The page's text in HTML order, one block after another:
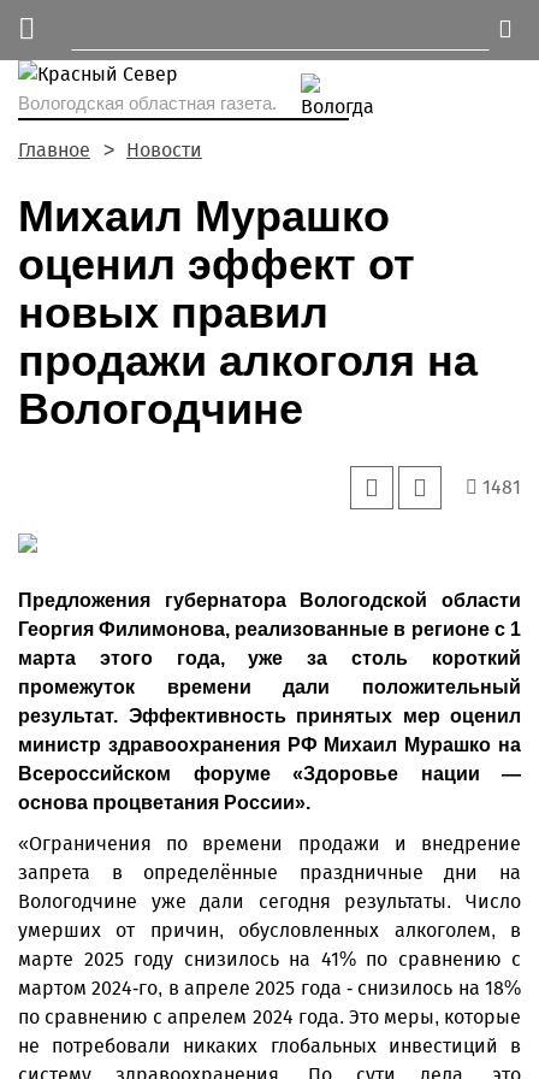
Вологодская областная газета.
Главное Новости
Михаил Мурашко
оценил эффект от
новых правил
продажи алкоголя на
Вологодчине
1481
Предложения губернатора Вологодской области
Георгия Филимонова, реализованные в регионе с 1
марта этого года, уже за столь короткий
промежуток времени дали положительный
результат. Эффективность принятых мер оценил
министр здравоохранения РФ Михаил Мурашко на
Всероссийском форуме «Здоровье нации —
основа процветания России».
«Ограничения по времени продажи и внедрение
запрета в определённые праздничные дни на
Вологодчине уже дали сегодня результаты. Число
умерших от причин, обусловленных алкоголем, в
марте 2025 году снизилось на 41% по сравнению с
мартом 2024-го, в апреле 2025 года - снизилось на 18%
по сравнению с апрелем 2024 года. Это меры, которые
не потребовали никаких глобальных инвестиций в